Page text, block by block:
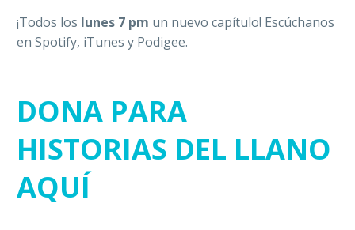
¡Todos los lunes 7 pm un nuevo capítulo! Escúchanos
en Spotify, iTunes y Podigee.
DONA PARA
HISTORIAS DEL LLANO
AQUÍ